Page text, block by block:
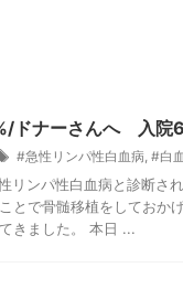
ドナーさんへ 入院6
#急性リンパ性白血病, #白
リンパ性白血病と診断さ
とで骨髄移植をしておか
きました。 本日 ...